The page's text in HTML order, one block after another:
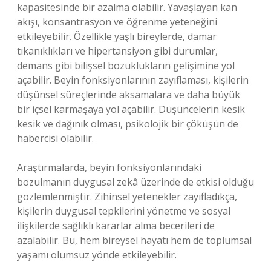
kapasitesinde bir azalma olabilir. Yavaşlayan kan
akışı, konsantrasyon ve öğrenme yeteneğini
etkileyebilir. Özellikle yaşlı bireylerde, damar
tıkanıklıkları ve hipertansiyon gibi durumlar,
demans gibi bilişsel bozuklukların gelişimine yol
açabilir. Beyin fonksiyonlarının zayıflaması, kişilerin
düşünsel süreçlerinde aksamalara ve daha büyük
bir içsel karmaşaya yol açabilir. Düşüncelerin kesik
kesik ve dağınık olması, psikolojik bir çöküşün de
habercisi olabilir.
Araştırmalarda, beyin fonksiyonlarındaki
bozulmanın duygusal zekâ üzerinde de etkisi olduğu
gözlemlenmiştir. Zihinsel yetenekler zayıfladıkça,
kişilerin duygusal tepkilerini yönetme ve sosyal
ilişkilerde sağlıklı kararlar alma becerileri de
azalabilir. Bu, hem bireysel hayatı hem de toplumsal
yaşamı olumsuz yönde etkileyebilir.